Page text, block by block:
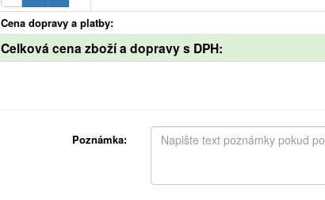
Cena dopravy a platby:
Celková cena zboží a dopravy s DPH:
Poznámka: